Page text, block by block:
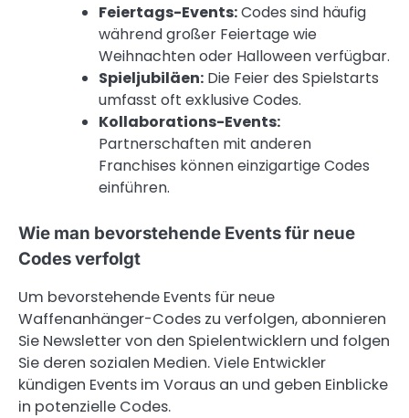
Feiertags-Events:Codes sind häufig
während großer Feiertage wie
Weihnachten oder Halloween verfügbar.
Spieljubiläen: Die Feier des Spielstarts
umfasst oft exklusive Codes.
Kollaborations-Events:
Partnerschaften mit anderen
Franchises können einzigartige Codes
einführen.
Wie man bevorstehende Events für neue
Codes verfolgt
Um bevorstehende Events für neue
Waffenanhänger-Codes zu verfolgen, abonnieren
Sie Newsletter von den Spielentwicklern und folgen
Sie deren sozialen Medien. Viele Entwickler
kündigen Events im Voraus an und geben Einblicke
in potenzielle Codes.